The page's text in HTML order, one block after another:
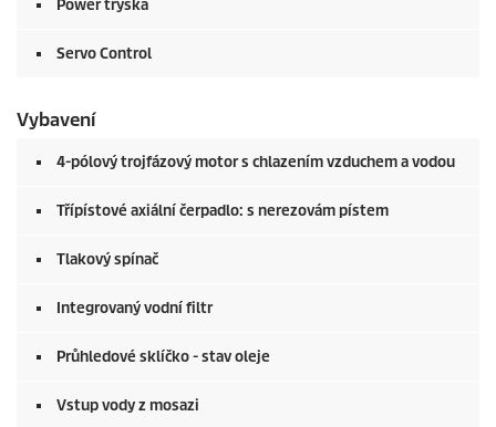
Power tryska
Servo Control
Vybavení
4-pólový trojfázový motor s chlazením vzduchem a vodou
Třípístové axiální čerpadlo: s nerezovám pístem
Tlakový spínač
Integrovaný vodní filtr
Průhledové sklíčko - stav oleje
Vstup vody z mosazi